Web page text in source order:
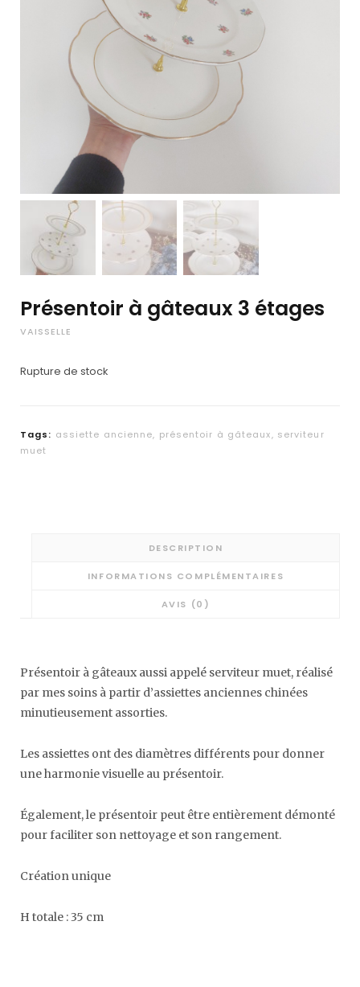
Présentoir à gâteaux 3 étages
VAISSELLE
Rupture de stock
Tags: assiette ancienne, présentoir à gâteaux, serviteur
muet
DESCRIPTION
INFORMATIONS COMPLÉMENTAIRES
AVIS (0)
Présentoir à gâteaux aussi appelé serviteur muet, réalisé
par mes soins à partir d’assiettes anciennes chinées
minutieusement assorties.
Les assiettes ont des diamètres différents pour donner
une harmonie visuelle au présentoir.
Également, le présentoir peut être entièrement démonté
pour faciliter son nettoyage et son rangement.
Création unique
H totale : 35 cm